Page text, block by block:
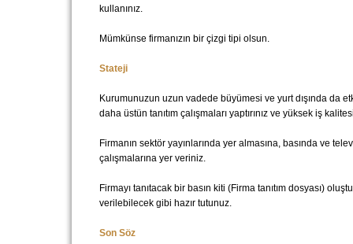
kullanınız.
Mümkünse firmanızın bir çizgi tipi olsun.
Stateji
Kurumunuzun uzun vadede büyümesi ve yurt dışında da
daha üstün tanıtım çalışmaları yaptırınız ve yüksek iş
Firmanın sektör yayınlarında yer almasına, basında ve
çalışmalarına yer veriniz.
Firmayı tanıtacak bir basın kiti (Firma tanıtım dosyası)
verilebilecek gibi hazır tutunuz.
Son Söz